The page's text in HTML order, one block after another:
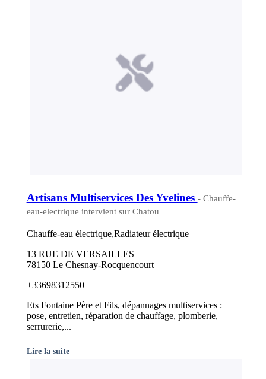
Artisans Multiservices Des Yvelines - Chauffe-
eau-electrique intervient sur Chatou
Chauffe-eau électrique,Radiateur électrique
13 RUE DE VERSAILLES
78150 Le Chesnay-Rocquencourt
+33698312550
Ets Fontaine Père et Fils, dépannages multiservices :
pose, entretien, réparation de chauffage, plomberie,
serrurerie,...
Lire la suite